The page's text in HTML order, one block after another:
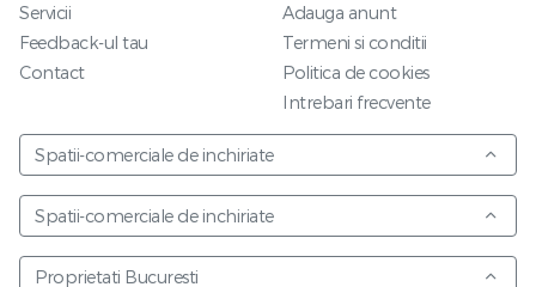
Servicii
Feedback-ul tau
Contact
Adauga anunt
Termeni si conditii
Politica de cookies
Intrebari frecvente
Spatii-comerciale de inchiriate
Spatii-comerciale de inchiriate
Proprietati Bucuresti